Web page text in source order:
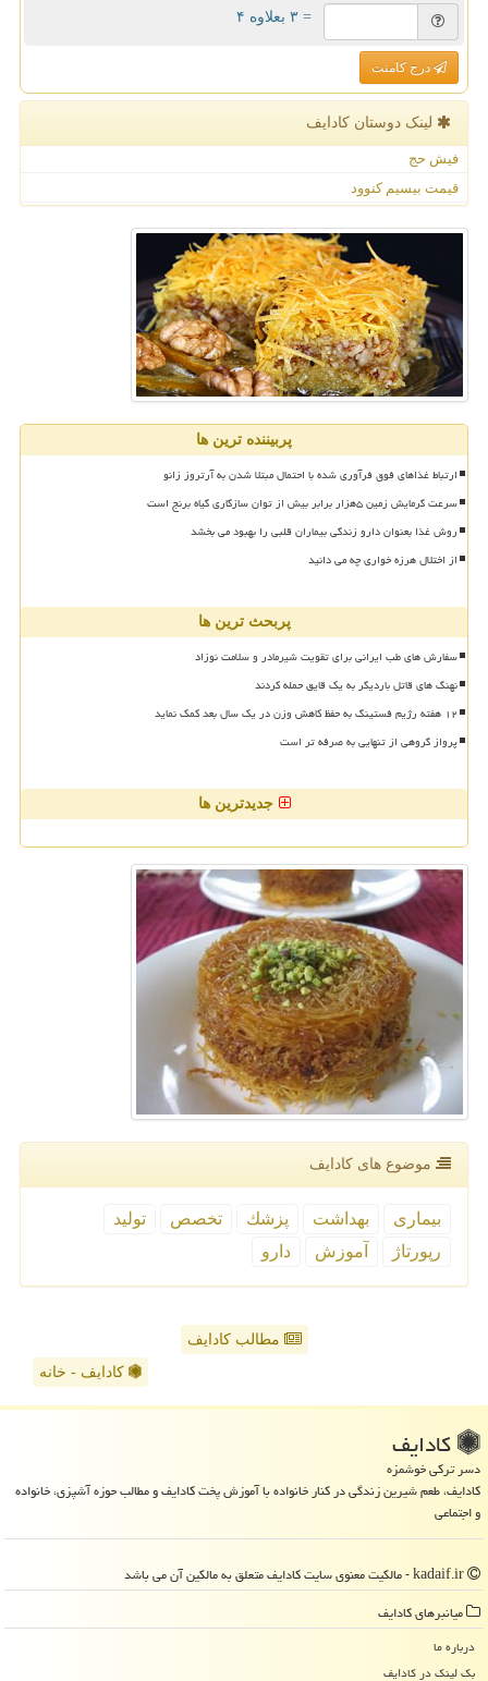
= ۳ بعلاوه ۴
درج کامنت
لینک دوستان كادایف
فیش حج
قیمت بیسیم کنوود
پربیننده ترین ها
ارتباط غذاهای فوق فرآوری شده با احتمال مبتلا شدن به آرتروز زانو
سرعت گرمایش زمین ۵هزار برابر بیش از توان سازگاری گیاه برنج است
روش غذا بعنوان دارو زندگی بیماران قلبی را بهبود می بخشد
از اختلال هرزه خواری چه می دانید
پربحث ترین ها
سفارش های طب ایرانی برای تقویت شیرمادر و سلامت نوزاد
نهنگ های قاتل باردیگر به یک قایق حمله کردند
۱۲ هفته رژیم فستینگ به حفظ کاهش وزن در یک سال بعد کمک نماید
پرواز گروهی از تنهایی به صرفه تر است
جدیدترین ها
موضوع های كادایف
بیماری بهداشت پزشك تخصص
تولید
رپورتاژ
آموزش دارو
مطالب کادایف
کادایف - خانه
كادایف
دسر ترکی خوشمزه
کادایف، طعم شیرین زندگی در کنار خانواده با آموزش پخت کادایف و مطالب حوزه آشپزی، خانواده
و اجتماعی
میانبرهای كادایف
درباره ما
بک لینک در كادایف